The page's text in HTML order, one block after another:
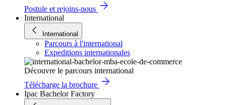
Postule et rejoins-nous
International
International
Parcours à l'international
Expeditions internationales
Découvre le parcours international
Télécharge la brochure
Ipac Bachelor Factory